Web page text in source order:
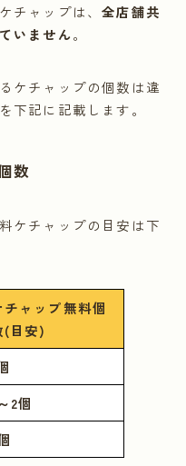
チャップは、全店舗共
いません。
ケチャップの個数は違
下記に記載します。
数
ケチャップの目安は下
チャップ無料個
(目安)
2個